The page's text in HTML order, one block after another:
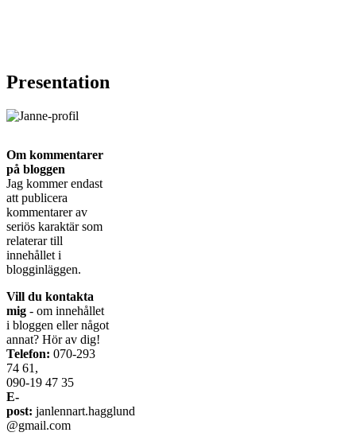
Presentation
Om kommentarer
på bloggen
Jag kommer endast
att publicera
kommentarer av
seriös karaktär som
relaterar till
innehållet i
blogginläggen.
Vill du kontakta
mig - om innehållet
i bloggen eller något
annat? Hör av dig!
Telefon: 070-293
74 61,
090-19 47 35
E-
post: janlennart.hagglund
@gmail.com